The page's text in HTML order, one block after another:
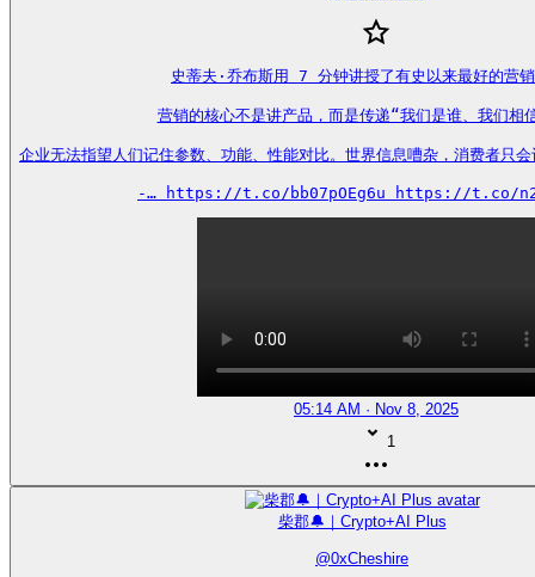
史蒂夫·乔布斯用 7 分钟讲授了有史以来最好的营
营销的核心不是讲产品，而是传递“我们是谁、我们相
企业无法指望人们记住参数、功能、性能对比。世界信息嘈杂，消费者只
-… https://t.co/bb07pOEg6u https://t.co/
05:14 AM · Nov 8, 2025
1
柴郡🔔｜Crypto+AI Plus
@0xCheshire